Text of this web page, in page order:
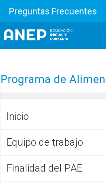
Preguntas Frecuentes
Inspecciones
Programas
ATD
Programa de
Inicio
Equipo de trabajo
Finalidad del PAE